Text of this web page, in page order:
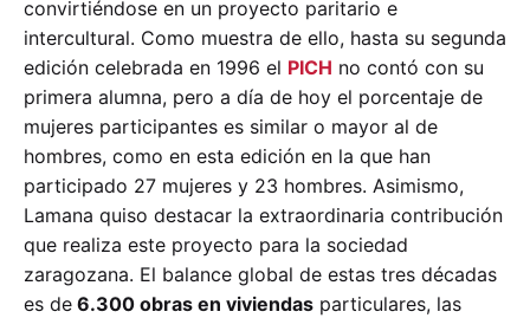
convirtiéndose en un proyecto paritario e
intercultural. Como muestra de ello, hasta su segunda
edición celebrada en 1996 el PICH no contó con su
primera alumna, pero a día de hoy el porcentaje de
mujeres participantes es similar o mayor al de
hombres, como en esta edición en la que han
participado 27 mujeres y 23 hombres. Asimismo,
Lamana quiso destacar la extraordinaria contribución
que realiza este proyecto para la sociedad
zaragozana. El balance global de estas tres décadas
es de 6.300 obras en viviendas particulares, las